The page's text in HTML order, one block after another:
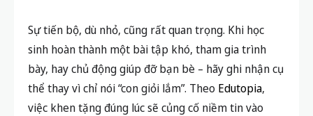
Sự tiến bộ, dù nhỏ, cũng rất quan trọng. Khi học
sinh hoàn thành một bài tập khó, tham gia trình
bày, hay chủ động giúp đỡ bạn bè – hãy ghi nhận cụ
thể thay vì chỉ nói “con giỏi lắm”. Theo Edutopia,
việc khen tặng đúng lúc sẽ củng cố niềm tin vào